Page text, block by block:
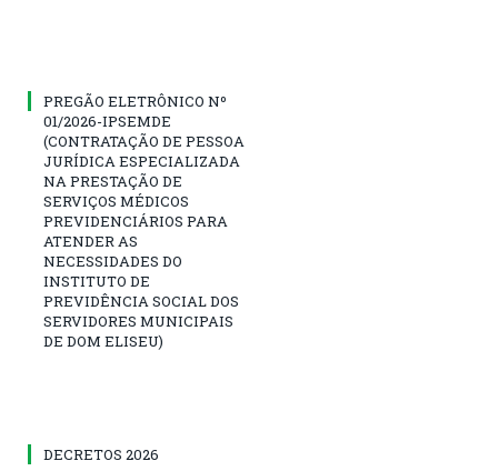
PREGÃO ELETRÔNICO Nº
01/2026-IPSEMDE
(CONTRATAÇÃO DE PESSOA
JURÍDICA ESPECIALIZADA
NA PRESTAÇÃO DE
SERVIÇOS MÉDICOS
PREVIDENCIÁRIOS PARA
ATENDER AS
NECESSIDADES DO
INSTITUTO DE
PREVIDÊNCIA SOCIAL DOS
SERVIDORES MUNICIPAIS
DE DOM ELISEU)
DECRETOS 2026